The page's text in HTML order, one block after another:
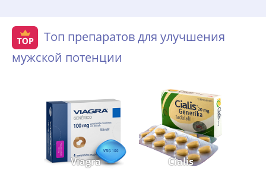
Топ препаратов для улучшения
мужской потенции
Viagra Cialis